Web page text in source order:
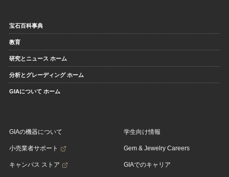
宝石百科事典
教育
研究とニュース ホーム
分析とグレーディング ホーム
GIAについて ホーム
GIAの機器について
小売業者サポート
キャンパス ストア
学生向け情報
Gem & Jewelry Careers
GIAでのキャリア